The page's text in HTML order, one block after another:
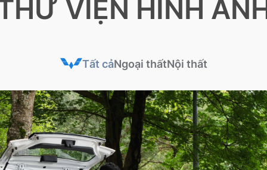
VIỆN HÌNH
Tất cảNgoại thấtNội thất